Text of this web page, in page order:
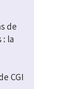
de
la
CGI